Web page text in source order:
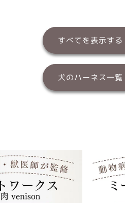
格
すべてを表示する
犬のハーネス一覧